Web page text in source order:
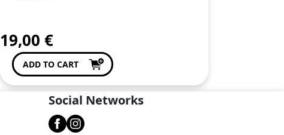
19,00 €
ADD TO CART
Social Networks